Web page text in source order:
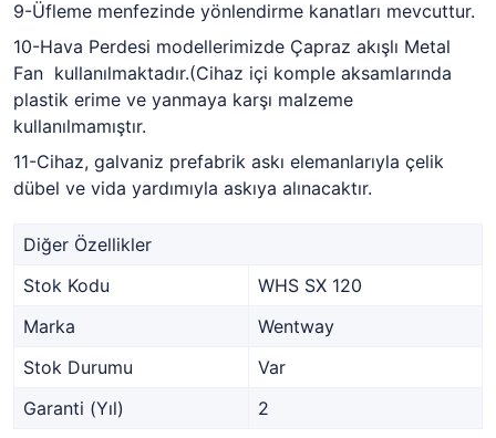
9-Üfleme menfezinde yönlendirme kanatları mevcuttur.
10-Hava Perdesi modellerimizde Çapraz akışlı Metal
Fan kullanılmaktadır.(Cihaz içi komple aksamlarında
plastik erime ve yanmaya karşı malzeme
kullanılmamıştır.
11-Cihaz, galvaniz prefabrik askı elemanlarıyla çelik
dübel ve vida yardımıyla askıya alınacaktır.
Diğer Özellikler
Stok Kodu
WHS SX 120
Marka
Wentway
Stok Durumu
Var
Garanti (Yıl)
2